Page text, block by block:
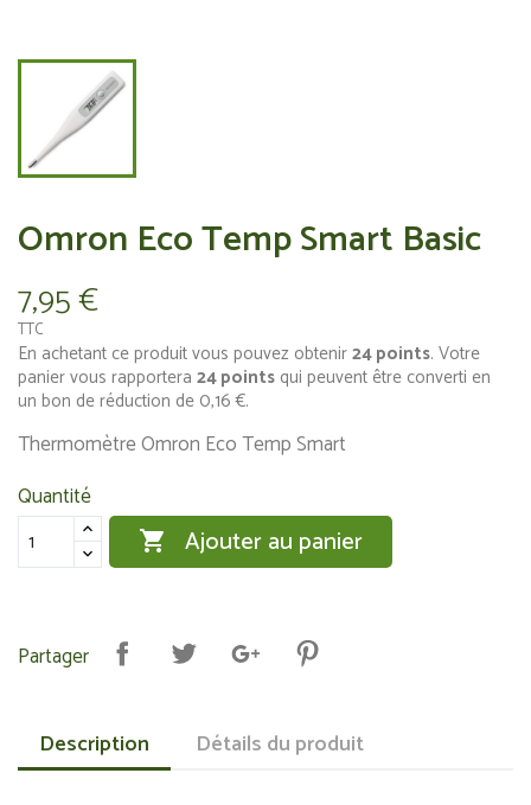
Omron Eco Temp Smart Basic
7,95 €
TTC
En achetant ce produit vous pouvez obtenir24points. Votre
panier vous rapportera 24points qui peuvent être converti en
un bon de réduction de 0,16 €.
Thermomètre Omron Eco Temp Smart
Quantité
 Ajouter au panier
Partager
Description Détails du produit